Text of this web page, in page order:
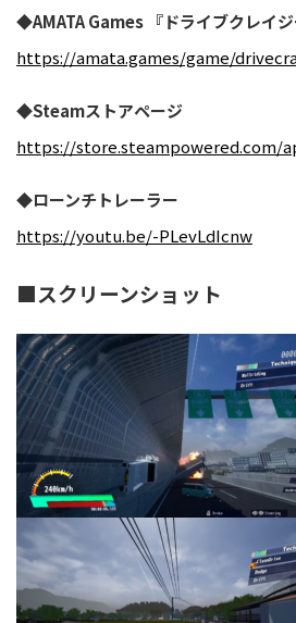
◆AMATA Games 『ドライブクレイ
https://amata.games/game/
◆Steamストアページ
https://store.steampowered.com/
◆ローンチトレーラー
https://youtu.be/-PLevLdIcnw
■スクリーンショット